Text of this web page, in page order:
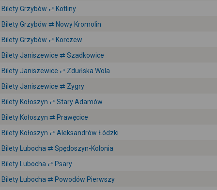
Bilety Grzybów ⇄ Kotliny
Bilety Grzybów ⇄ Nowy Kromolin
Bilety Grzybów ⇄ Korczew
Bilety Janiszewice ⇄ Szadkowice
Bilety Janiszewice ⇄ Zduńska Wola
Bilety Janiszewice ⇄ Zygry
Bilety Kołoszyn ⇄ Stary Adamów
Bilety Kołoszyn ⇄ Prawęcice
Bilety Kołoszyn ⇄ Aleksandrów Łódzki
Bilety Lubocha ⇄ Spędoszyn-Kolonia
Bilety Lubocha ⇄ Psary
Bilety Lubocha ⇄ Powodów Pierwszy